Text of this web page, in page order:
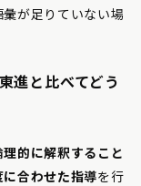
が足りていない場
進と比べてどう
的に解釈すること
合わせた指導を行